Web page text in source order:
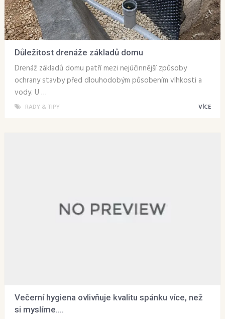
Důležitost drenáže základů domu
Drenáž základů domu patří mezi nejúčinnější způsoby
ochrany stavby před dlouhodobým působením vlhkosti a
vody. U …
RADY & TIPY VÍCE
Večerní hygiena ovlivňuje kvalitu spánku více, než
si myslíme....